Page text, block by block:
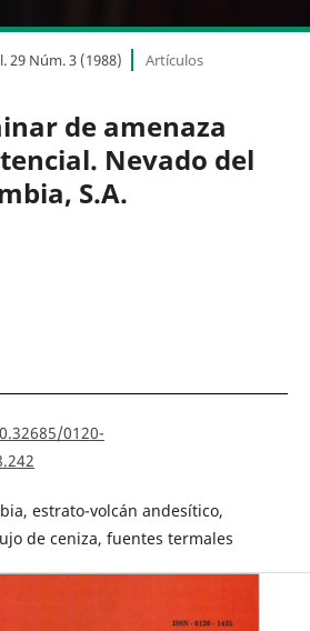
29 Núm. 3 (1988) Artículos
de amenaza
Nevado del
S.A.
0120-
estrato-volcán andesítico,
de ceniza, fuentes termales